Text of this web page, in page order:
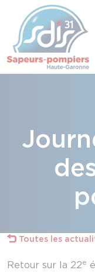
Toutes les
Retour sur la 22e
Panneau de gestion